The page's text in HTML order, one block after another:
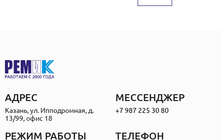
АДРЕС
Казань, ул. Ипподромная, д.
13/99, офис 18
МЕССЕНДЖЕР
+7 987 225 30 80
РЕЖИМ РАБОТЫ ТЕЛЕФОН